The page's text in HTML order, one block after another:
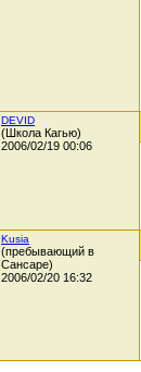
DEVID
(Школа Кагью)
2006/02/19 00:06
Kusia
(пребывающий в
Сансаре)
2006/02/20 16:32